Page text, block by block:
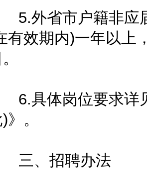
外省市户籍非应
有效期内)一年以上
具体岗位要求详
》。
、招聘办法